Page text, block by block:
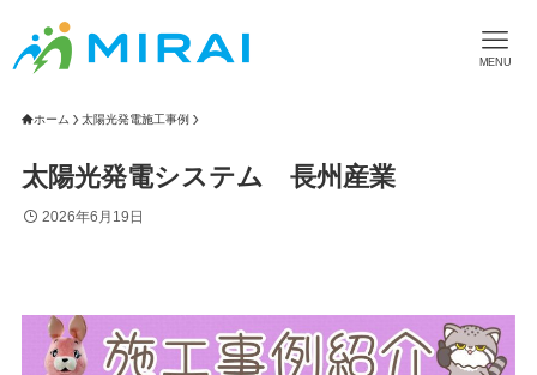
MENU
ホーム 太陽光発電施工事例
太陽光発電システム 長州産業
2026年6月19日